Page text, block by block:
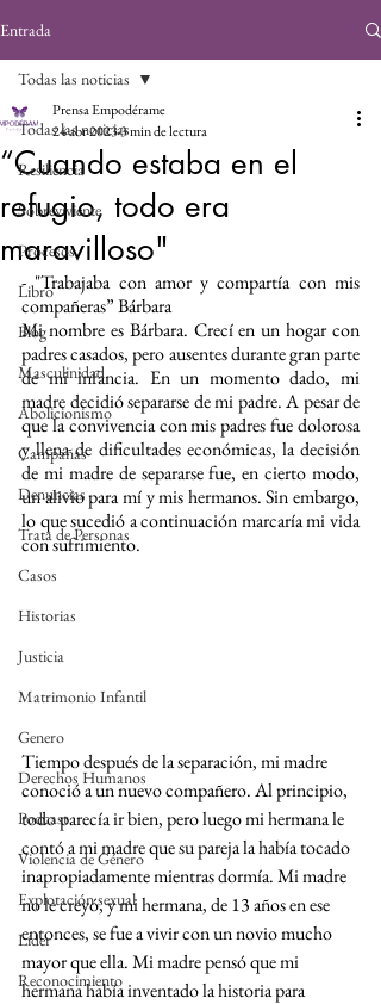
Entrada
Todas las noticias
Resiliencia
Sobreviviente
Procesos
Libro
Blog
Masculinidad
Abolicionismo
Campañas
Denuncias
Trata de Personas
Casos
Historias
Justicia
Matrimonio Infantil
Genero
Derechos Humanos
Podcast
Violencia de Género
Explotación sexual
Líder
Reconocimiento
Todas las noticias
“Cuando estaba en el
refugio, todo era
maravilloso"
Prensa Empodérame
24 abr 20233 min de lectura
- "Trabajaba con amor y compartía con mis
compañeras” Bárbara
Mi nombre es Bárbara. Crecí en un hogar con
padres casados, pero ausentes durante gran parte
de mi infancia. En un momento dado, mi
madre decidió separarse de mi padre. A pesar de
que la convivencia con mis padres fue dolorosa
y llena de dificultades económicas, la decisión
de mi madre de separarse fue, en cierto modo,
un alivio para mí y mis hermanos. Sin embargo,
lo que sucedió a continuación marcaría mi vida
con sufrimiento.
Tiempo después de la separación, mi madre
conoció a un nuevo compañero. Al principio,
todo parecía ir bien, pero luego mi hermana le
contó a mi madre que su pareja la había tocado
inapropiadamente mientras dormía. Mi madre
no le creyó, y mi hermana, de 13 años en ese
entonces, se fue a vivir con un novio mucho
mayor que ella. Mi madre pensó que mi
hermana había inventado la historia para